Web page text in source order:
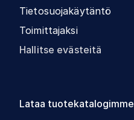
Tietosuojakäytäntö
Toimittajaksi
Hallitse evästeitä
Lataa tuotekatalogimme